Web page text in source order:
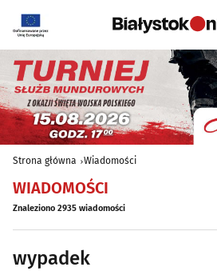
Strona główna Wiadomości
WIADOMOŚCI
Znaleziono 2935 wiadomości
wypadek